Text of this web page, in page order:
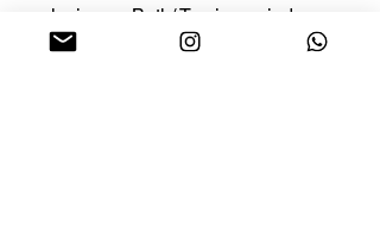
exclusiva no Both/ Trevi, reunindo
convidados especiais e formadores de